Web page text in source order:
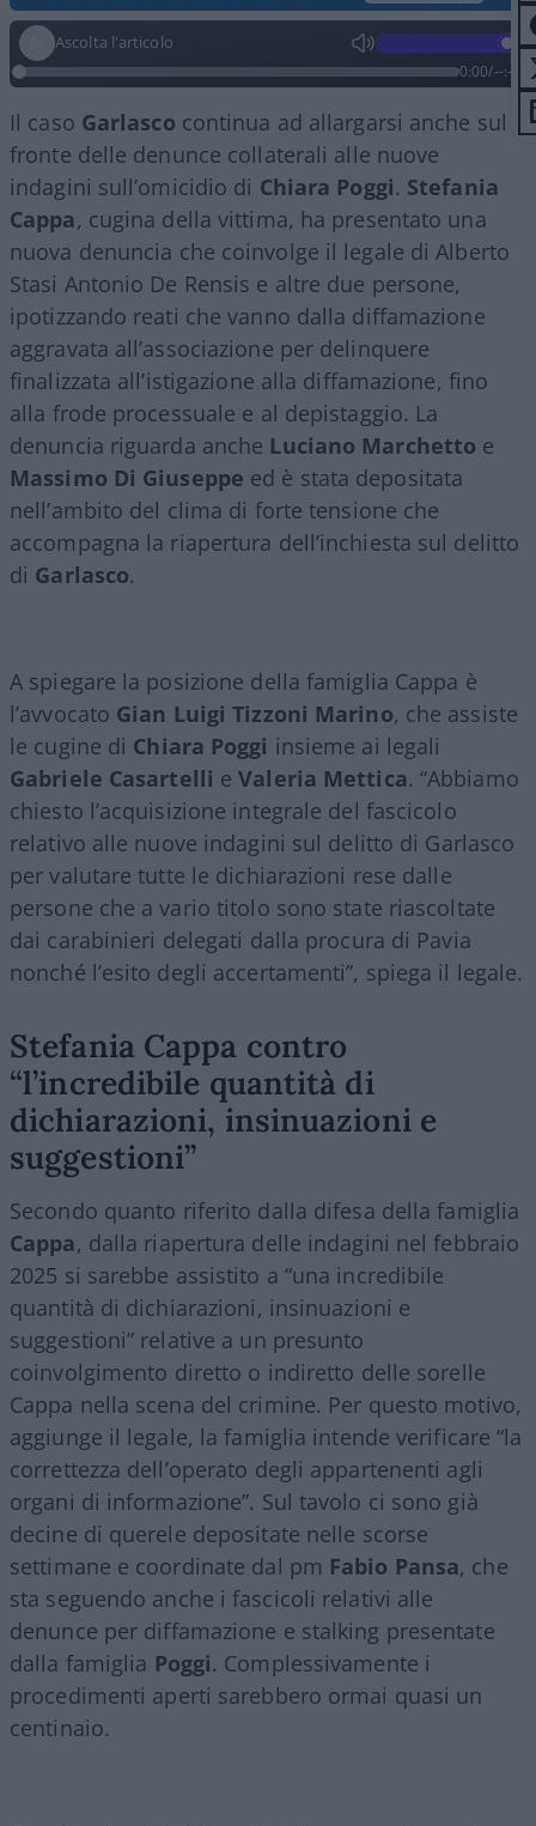
Ascolta l'articolo
0:00/--:--
Il caso Garlasco continua ad allargarsi anche sul
fronte delle denunce collaterali alle nuove
indagini sull’omicidio di Chiara Poggi. Stefania
Cappa, cugina della vittima, ha presentato una
nuova denuncia che coinvolge il legale di Alberto
Stasi Antonio De Rensis e altre due persone,
ipotizzando reati che vanno dalla diffamazione
aggravata all’associazione per delinquere
finalizzata all’istigazione alla diffamazione, fino
alla frode processuale e al depistaggio. La
denuncia riguarda anche Luciano Marchetto e
Massimo Di Giuseppe ed è stata depositata
nell’ambito del clima di forte tensione che
accompagna la riapertura dell’inchiesta sul delitto
di Garlasco.
A spiegare la posizione della famiglia Cappa è
l’avvocato Gian Luigi Tizzoni Marino, che assiste
le cugine di Chiara Poggi insieme ai legali
Gabriele Casartelli e Valeria Mettica. “Abbiamo
chiesto l’acquisizione integrale del fascicolo
relativo alle nuove indagini sul delitto di Garlasco
per valutare tutte le dichiarazioni rese dalle
persone che a vario titolo sono state riascoltate
dai carabinieri delegati dalla procura di Pavia
nonché l’esito degli accertamenti”, spiega il legale.
Stefania Cappa contro
“l’incredibile quantità di
dichiarazioni, insinuazioni e
suggestioni”
Secondo quanto riferito dalla difesa della famiglia
Cappa, dalla riapertura delle indagini nel febbraio
2025 si sarebbe assistito a “una incredibile
quantità di dichiarazioni, insinuazioni e
suggestioni” relative a un presunto
coinvolgimento diretto o indiretto delle sorelle
Cappa nella scena del crimine. Per questo motivo,
aggiunge il legale, la famiglia intende verificare “la
correttezza dell’operato degli appartenenti agli
organi di informazione”. Sul tavolo ci sono già
decine di querele depositate nelle scorse
settimane e coordinate dal pm Fabio Pansa, che
sta seguendo anche i fascicoli relativi alle
denunce per diffamazione e stalking presentate
dalla famiglia Poggi. Complessivamente i
procedimenti aperti sarebbero ormai quasi un
centinaio.